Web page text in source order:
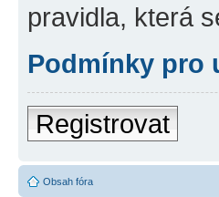
pravidla, která
Podmínky pro
Registrovat
Obsah fóra